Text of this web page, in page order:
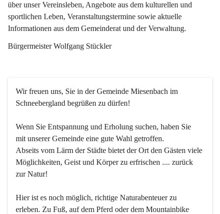
über unser Vereinsleben, Angebote aus dem kulturellen und
sportlichen Leben, Veranstaltungstermine sowie aktuelle
Informationen aus dem Gemeinderat und der Verwaltung.
Bürgermeister Wolfgang Stückler
Wir freuen uns, Sie in der Gemeinde Miesenbach im
Schneebergland begrüßen zu dürfen!
Wenn Sie Entspannung und Erholung suchen, haben Sie
mit unserer Gemeinde eine gute Wahl getroffen.
Abseits vom Lärm der Städte bietet der Ort den Gästen viele
Möglichkeiten, Geist und Körper zu erfrischen .... zurück
zur Natur!
Hier ist es noch möglich, richtige Naturabenteuer zu
erleben. Zu Fuß, auf dem Pferd oder dem Mountainbike